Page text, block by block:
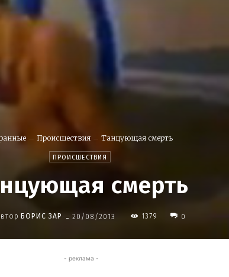
Происшествия Танцующая смерть
ПРОИСШЕСТВИЯ
смерть
БОРИС ЗАР - 20/08/2013 1379 0
- реклама -